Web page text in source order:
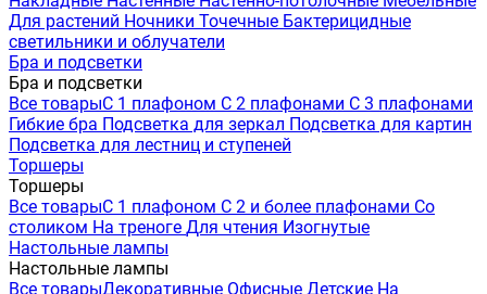
Для растений Ночники Точечные Бактерицидные
светильники и облучатели
Бра и подсветки
Бра и подсветки
Все товарыС 1 плафоном С 2 плафонами С 3 плафонами
Гибкие бра Подсветка для зеркал Подсветка для картин
Подсветка для лестниц и ступеней
Торшеры
Торшеры
Все товарыС 1 плафоном С 2 и более плафонами Со
столиком На треноге Для чтения Изогнутые
Настольные лампы
Настольные лампы
Все товарыДекоративные Офисные Детские На